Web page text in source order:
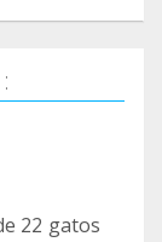
22 gatos